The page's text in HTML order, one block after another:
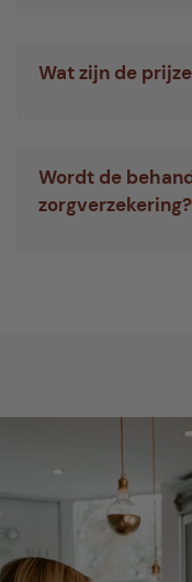
Wat zijn de
Wordt de
zorgverzekering?